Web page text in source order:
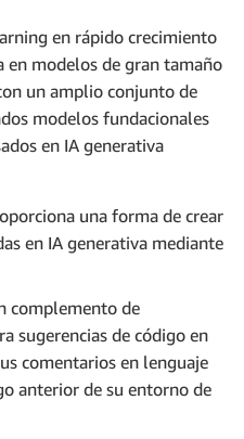
en rápido crecimiento
en modelos de gran tamaño
un amplio conjunto de
modelos fundacionales
en IA generativa
una forma de crear
en IA generativa mediante
complemento de
sugerencias de código en
comentarios en lenguaje
anterior de su entorno de